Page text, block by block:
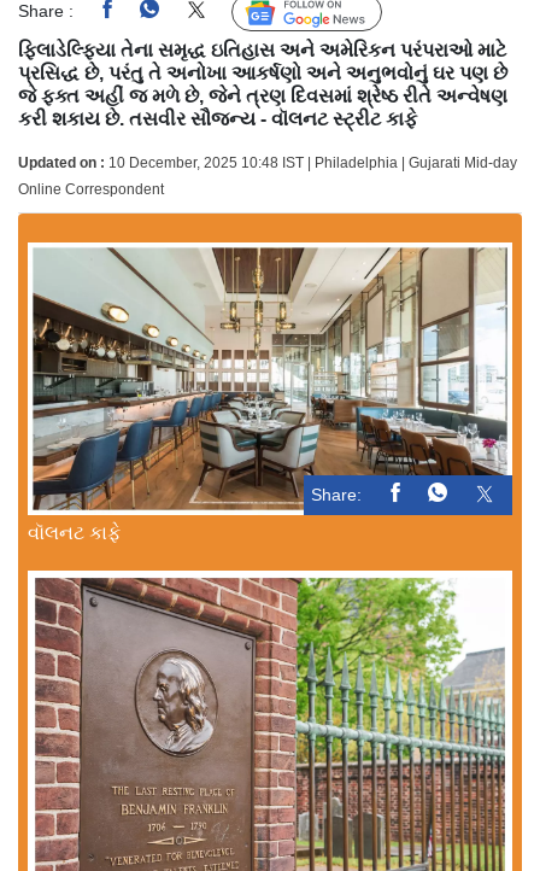
Share : Follow Us
ફિલાડેલ્ફિયા તેના સમૃદ્ધ ઇતિહાસ અને અમેરિકન પરંપરાઓ માટે
પ્રસિદ્ધ છે, પરંતુ તે અનોખા આકર્ષણો અને અનુભવોનું ઘર પણ છે
જે ફક્ત અહીં જ મળે છે, જેને ત્રણ દિવસમાં શ્રેષ્ઠ રીતે અન્વેષણ
કરી શકાય છે. તસવીર સૌજન્ય - વૉલનટ સ્ટ્રીટ કાફે
Updated on : 10 December, 2025 10:48 IST | Philadelphia | Gujarati Mid-day
Online Correspondent
Share:
વૉલનટ કાફે